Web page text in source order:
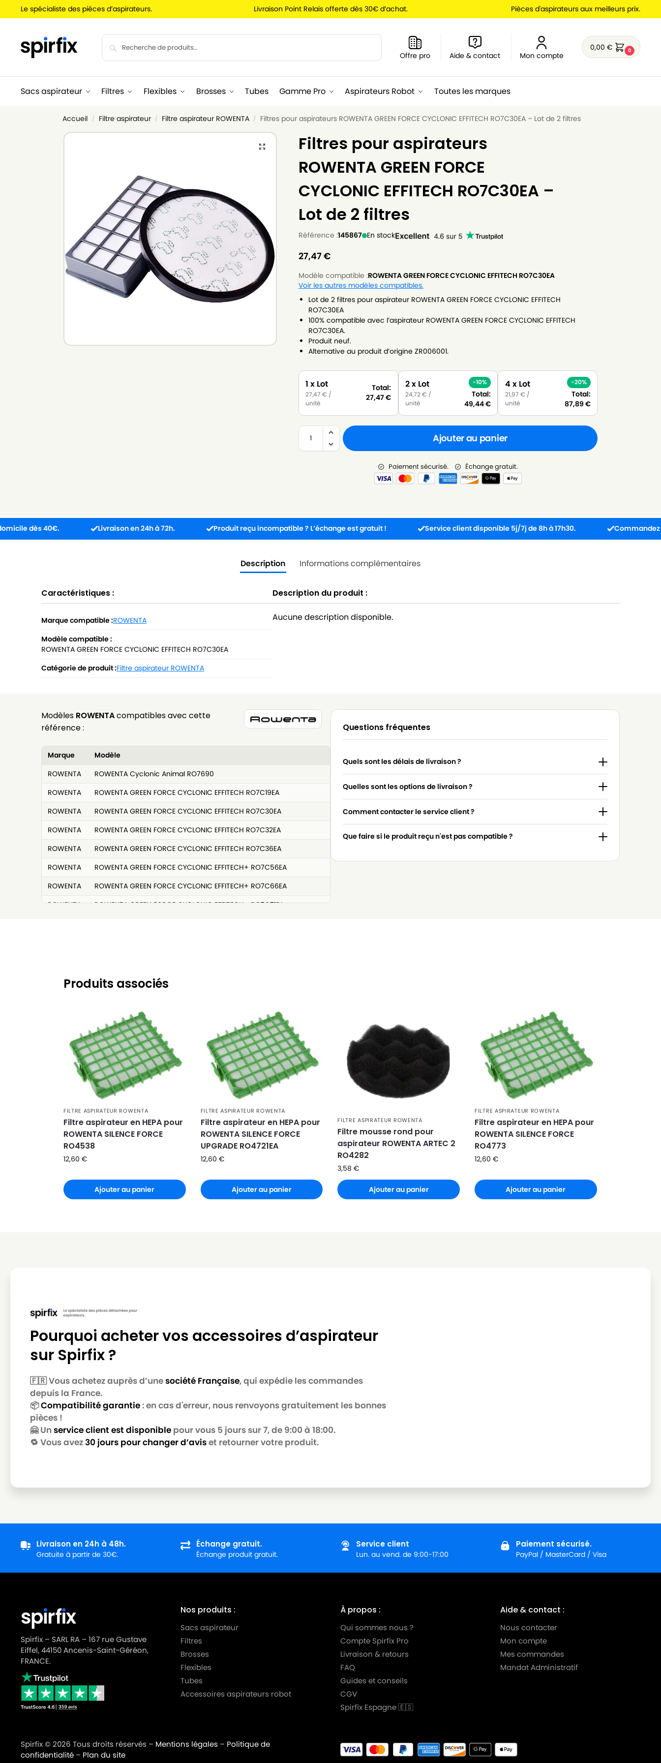
Le spécialiste des pièces d’aspirateurs. Livraison Point Relais offerte dès 30€ d’achat. Pièces d'aspirateurs aux meilleurs prix.
Offre pro Aide & contact Mon compte
0,00€ 0
Sacs aspirateur Filtres Flexibles Brosses Tubes Gamme Pro Aspirateurs Robot Toutes les marques
Accueil / Filtre aspirateur / Filtre aspirateur ROWENTA / Filtres pour aspirateurs ROWENTA GREEN FORCE CYCLONIC EFFITECH RO7C30EA – Lot de 2 filtres
Filtres pour aspirateurs
ROWENTA GREEN FORCE
CYCLONIC EFFITECH RO7C30EA –
Lot de 2 filtres
Référence :145867 En stock
27,47€
Modèle compatible :ROWENTA GREEN FORCE CYCLONIC EFFITECH RO7C30EA
Voir les autres modèles compatibles.
Lot de 2 filtres pour aspirateur ROWENTA GREEN FORCE CYCLONIC EFFITECH
RO7C30EA
100% compatible avec l’aspirateur ROWENTA GREEN FORCE CYCLONIC EFFITECH
RO7C30EA.
Produit neuf.
Alternative au produit d’origine ZR006001.
1 x Lot
27,47€ /
unité
Total:
27,47€
2 x Lot
24,72€ /
unité
-10%
Total:
49,44€
4 x Lot
21,97 € /
unité
-20%
Total:
87,89 €
Ajouter au panier
Paiement sécurisé. Échange gratuit.
40€. Livraison en 24h à 72h. Produit reçu incompatible ? L’échange est gratuit ! Service client disponible 5j/7j de 8h à 17h30. Commandez avant
Description Informations complémentaires
Caractéristiques :
Marque compatible :ROWENTA
Modèle compatible :
ROWENTA GREEN FORCE CYCLONIC EFFITECH RO7C30EA
Catégorie de produit :Filtre aspirateur ROWENTA
Description du produit :
Aucune description disponible.
Modèles ROWENTAcompatibles avec cette
référence :
Marque
Modèle
ROWENTA
ROWENTA Cyclonic Animal RO7690
ROWENTA
ROWENTA GREEN FORCE CYCLONIC EFFITECH RO7C19EA
ROWENTA
ROWENTA GREEN FORCE CYCLONIC EFFITECH RO7C30EA
ROWENTA
ROWENTA GREEN FORCE CYCLONIC EFFITECH RO7C32EA
ROWENTA
ROWENTA GREEN FORCE CYCLONIC EFFITECH RO7C36EA
ROWENTA
ROWENTA GREEN FORCE CYCLONIC EFFITECH+ RO7C56EA
ROWENTA
ROWENTA GREEN FORCE CYCLONIC EFFITECH+ RO7C66EA
ROWENTA
ROWENTA GREEN FORCE CYCLONIC EFFITECH+ RO7C71EA
ROWENTA
ROWENTA Green Force Cyclonic Max RO7B11EA
ROWENTA Green Force Cyclonic RO7B RO7B13
ROWENTA
ROWENTA Green Force Cyclonic RO7C RO7C32
ROWENTA
ROWENTA Green Force Cyclonic RO7C RO7C66
ROWENTA
ROWENTA Green Force Cyclonic RO7C RO7C71
ROWENTA Green Force Cyclonic RO7C RO7C89
ROWENTA
ROWENTA RO6920EA/411
ROWENTA RO6921EA
ROWENTA
ROWENTA RO6921EA/120
ROWENTA
ROWENTA RO6924EA/411
ROWENTA
ROWENTA RO6943EA/411
ROWENTA
ROWENTA RO6950EA/410
ROWENTA
ROWENTA RO6951EA
ROWENTA
ROWENTA RO6952EA/410
ROWENTA
ROWENTA RO6954EA/410
ROWENTA
ROWENTA RO6962EA
ROWENTA
ROWENTA RO6962EA/410
ROWENTA
ROWENTA RO6984EA
ROWENTA
ROWENTA RO6984EA/410
ROWENTA
ROWENTA RO6993EA
ROWENTA
ROWENTA
ROWENTA RO7223EA/411
ROWENTA
ROWENTA RO7224EA/411
ROWENTA
ROWENTA
ROWENTA RO7234EA/411
Questions fréquentes
Quels sont les délais de livraison ?
Quelles sont les options de livraison ?
Comment contacter le service client ?
Que faire si le produit reçu n'est pas compatible ?
Produits associés
FILTRE ASPIRATEUR ROWENTA
Filtre aspirateur en HEPA pour
ROWENTA SILENCE FORCE
RO4538
12,60 €
Ajouter au panier
FILTRE ASPIRATEUR ROWENTA
Filtre aspirateur en HEPA pour
ROWENTA SILENCE FORCE
UPGRADE RO4721EA
12,60 €
Ajouter au panier
FILTRE ASPIRATEUR ROWENTA
Filtre mousse rond pour
aspirateur ROWENTA ARTEC 2
RO4282
3,58€
Ajouter au panier
FILTRE ASPIRATEUR ROWENTA
Filtre aspirateur en HEPA pour
ROWENTA SILENCE FORCE
RO4773
12,60€
Ajouter au panier
Pourquoi acheter vos accessoires d’aspirateur
sur Spirfix ?
🇫🇷 Vous achetez auprès d’unesociété Française, qui expédie les commandes
depuis la France.
📦Compatibilité garantie: en cas d'erreur, nous renvoyons gratuitement les bonnes
pièces !
🤗 Un service client est disponible pour vous 5 jours sur 7, de 9:00 à 18:00.
🔁 Vous avez30 jours pour changer d’aviset retourner votre produit.
Livraison en 24h à 48h.
Gratuite à partir de 30€.
Échange gratuit.
Échange produit gratuit.
Service client
Lun. au vend. de 9:00-17:00
Paiement sécurisé.
PayPal / MasterCard / Visa
Spirfix – SARL RA – 167 rue Gustave
Eiffel, 44150 Ancenis-Saint-Géréon,
FRANCE.
Nos produits :
Sacs aspirateur
Filtres
Brosses
Flexibles
Tubes
Accessoires aspirateurs robot
À propos :
Qui sommes nous ?
Compte Spirfix Pro
Livraison & retours
FAQ
Guides et conseils
CGV
Spirfix Espagne 🇪🇸
Aide & contact :
Nous contacter
Mon compte
Mes commandes
Mandat Administratif
Spirfix © 2026 Tous droits réservés – Mentions légales – Politique de
confidentialité– Plan du site